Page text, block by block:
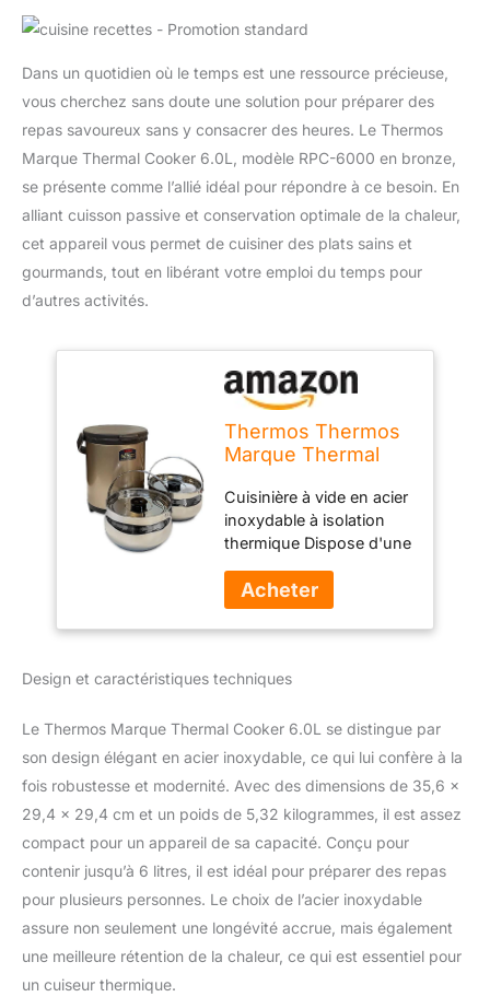
Dans un quotidien où le temps est une ressource précieuse,
vous cherchez sans doute une solution pour préparer des
repas savoureux sans y consacrer des heures. Le Thermos
Marque Thermal Cooker 6.0L, modèle RPC-6000 en bronze,
se présente comme l’allié idéal pour répondre à ce besoin. En
alliant cuisson passive et conservation optimale de la chaleur,
cet appareil vous permet de cuisiner des plats sains et
gourmands, tout en libérant votre emploi du temps pour
d’autres activités.
Thermos Thermos
Marque Thermal
(RPC-6000) Bronze
Cuisinière à vide en acier
inoxydable à isolation
thermique Dispose d'une
sous caution de
verrouillage pour le
transport sécurisé et
Thermos Livré avec deux
inoxydable à l'intérieur 6L
capacité (6.3Qt)
Design et caractéristiques techniques
Le Thermos Marque Thermal Cooker 6.0L se distingue par
son design élégant en acier inoxydable, ce qui lui confère à la
fois robustesse et modernité. Avec des dimensions de 35,6 x
29,4 x 29,4 cm et un poids de 5,32 kilogrammes, il est assez
compact pour un appareil de sa capacité. Conçu pour
contenir jusqu’à 6 litres, il est idéal pour préparer des repas
pour plusieurs personnes. Le choix de l’acier inoxydable
assure non seulement une longévité accrue, mais également
une meilleure rétention de la chaleur, ce qui est essentiel pour
un cuiseur thermique.